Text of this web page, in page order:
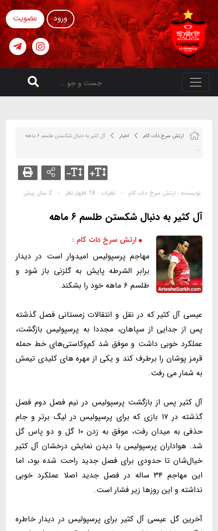
ورود عضویت
ارتش سرخ دات کام اخبار
آل کثیر به‌ دنبال شکستن طلسم ۶ ماهه
...
نویسنده : ارتش سرخ دات کام - نظرات : 18 اظهار نظر - 2 سال پیش
آل کثیر به‌ دنبال شکستن طلسم ۶ ماهه
ارتش سرخ دات کام :
مهاجم پرسپولیس امیدوار است در دیدار
برابر الشرطه پایش به گلزنی باز شود و
طلسم ۶ ماهه خود را بشکند.
عیسی آل کثیر که در نقل و انتقالات زمستانی فصل گذشته
پس از جدایی از سپاهان، مجددا به پرسپولیس بازگشت،
عملکرد خوبی داشت و موفق شد کم‌وکاستی‌های خط حمله
قرمز پوشان‌ را برطرف کند و یکی از مهره های کلیدی تیمش‌
به شمار می رفت.
آل کثیر پس از بازگشت پرسپولیس در نیم فصل دوم فصل
گذشته در ۱۷ بازی که برای پرسپولیس در لیگ برتر و جام
حذفی به میدان رفت، موفق به زدن ۱۰ گل و دو پاس گل
شد. هواداران پرسپولیس با دیدن نمایش درخشان آل کثیر
خیال‌شان تا حدودی برای فصل جدید راحت شده بود، اما
این مهاجم ۳۴ ساله در فصل جدید اصلا عملکرد خوبی
نداشته و این روزها زیر فشار است.
آخرین گل عیسی آل کثیر برای پرسپولیس در دیدار خاطره